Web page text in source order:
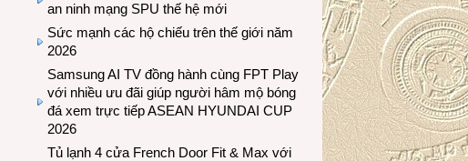
an ninh mạng SPU thế hệ mới
Sức mạnh các hộ chiếu trên thế giới năm
2026
Samsung AI TV đồng hành cùng FPT Play
với nhiều ưu đãi giúp người hâm mộ bóng
đá xem trực tiếp ASEAN HYUNDAI CUP
2026
Tủ lạnh 4 cửa French Door Fit & Max với